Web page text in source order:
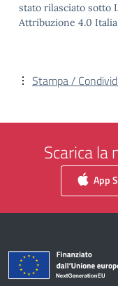
stato rilasciato sotto
Attribuzione 4.0
Stampa /
Scarica la
App